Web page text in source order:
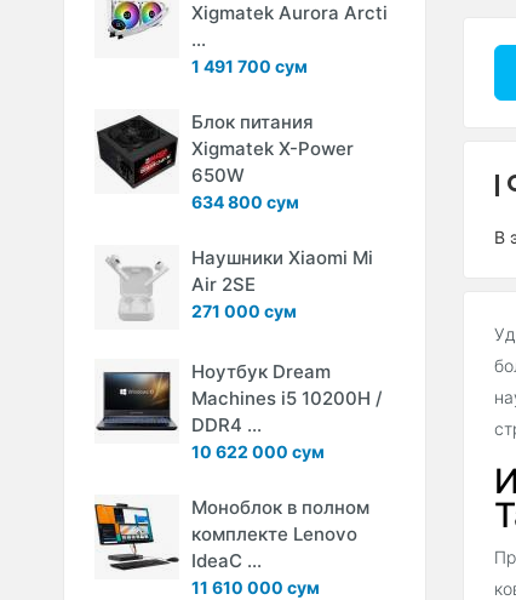
В
Xigmatek Aurora Arcti
...
1 491 700 сум
Блок питания
Xigmatek X-Power
650W
634 800 сум
Наушники Xiaomi Mi
Air 2SE
271 000 сум
Ноутбук Dream
Machines i5 10200H /
DDR4 ...
10 622 000 сум
Моноблок в полном
комплекте Lenovo
IdeaC ...
11 610 000 сум